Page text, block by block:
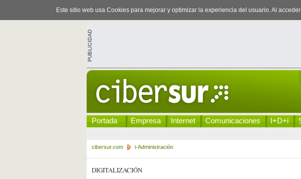
Este sitio web usa Cookies para mejorar y optimizar la experiencia del usuario. Al
Portada Empresa Internet Comunicaciones I+D+i
cibersur.com i-Administración
DIGITALIZACIÓN